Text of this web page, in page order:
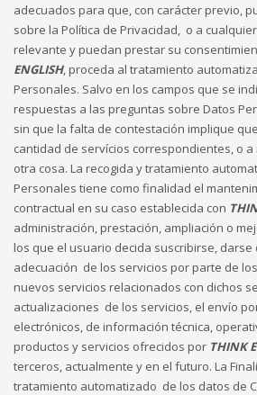
adecuados para que, con carácter previo,
sobre la Política de Privacidad, o a
relevante y puedan prestar su
ENGLISH, proceda al tratamiento
Personales. Salvo en los campos que se
respuestas a las preguntas sobre Datos
sin que la falta de contestación implique
cantidad de servícios correspondientes, o
otra cosa. La recogida y tratamiento
Personales tiene como finalidad el
contractual en su caso establecida con
administración, prestación, ampliación o
los que el usuario decida suscribirse, darse
adecuación de los servicios por parte de
nuevos servicios relacionados con dichos
actualizaciones de los servicios, el envío
electrónicos, de información técnica,
productos y servicios ofrecidos por THINK
terceros, actualmente y en el futuro. La
tratamiento automatizado de los datos de